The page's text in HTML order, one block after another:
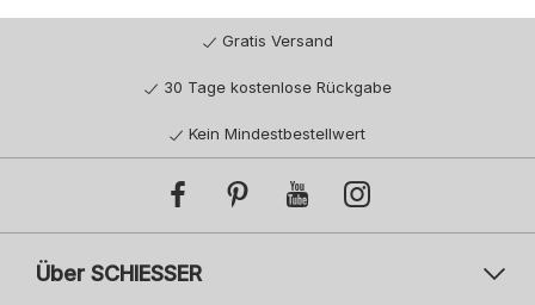
Gratis Versand
30 Tage kostenlose Rückgabe
Kein Mindestbestellwert
Über SCHIESSER